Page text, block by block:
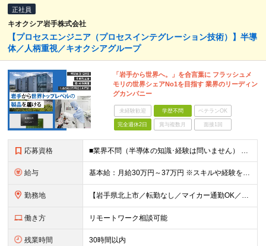
正社員
キオクシア岩手株式会社
【プロセスエンジニア（プロセスインテグレーション技術）】半導
体／人柄重視／キオクシアグループ
「岩手から世界へ。」を合言葉に フラッシュメ
モリの世界シェアNo1を目指す 業界のリーディン
グカンパニー
未経験歓迎 学歴不問 ベテランOK
完全週休2日 賞与複数月 面接1回
応募資格 ■業界不問（半導体の知識･経験は問いません） ■メーカーで生産技術・製造技術・生産管理・品質管理に携わった経験がある方 ◎工程立上げ・改善 ◎歩留り改善 ◎品質向上など ＜異業界の方も大歓迎！＞ 機
給与 基本給：月給30万円～37万円 ※スキルや経験を考慮し決定いたします ※残業が発生した場合は、別途支給 ★年収500万円～600万円 ★年収600万円以上での提示実績多数
勤務地 【岩手県北上市／転勤なし／マイカー通勤OK／会社最寄り駅から社員送迎バスあり】 ＜本社工場＞ 岩手県北上市北工業団地5-29 ★U・Iターン歓迎！ 引っ越し費用補助／自己負担2～3割の社宅制度があ
働き方 リモートワーク相談可能
残業時間 30時間以内